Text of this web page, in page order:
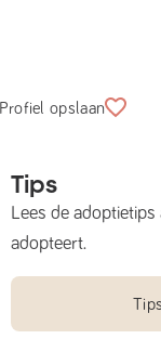
Profiel opslaan
Tips
Lees de
adopteert.